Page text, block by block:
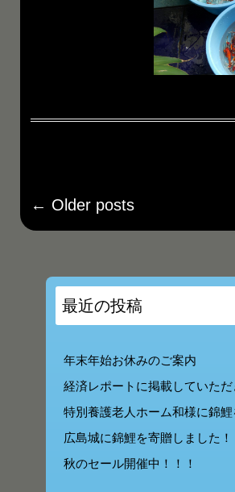
← Older posts
最近の投稿
年末年始お休みのご案内
経済レポートに掲載していただ
特別養護老人ホーム和様に錦
広島城に錦鯉を寄贈しました！
秋のセール開催中！！！